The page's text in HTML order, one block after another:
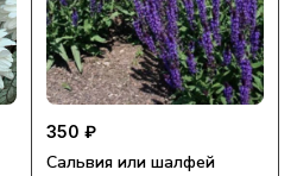
350 ₽
Сальвия или шалфей